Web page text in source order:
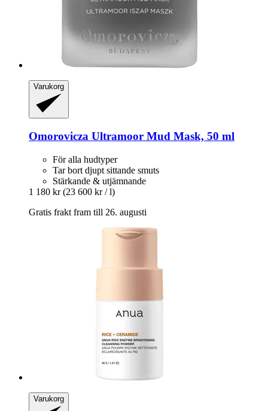
Varukorg
Omorovicza Ultramoor Mud Mask, 50 ml
För alla hudtyper
Tar bort djupt sittande smuts
Stärkande & utjämnande
1 180 kr (23 600 kr / l)
Gratis frakt fram till 26. augusti
Varukorg